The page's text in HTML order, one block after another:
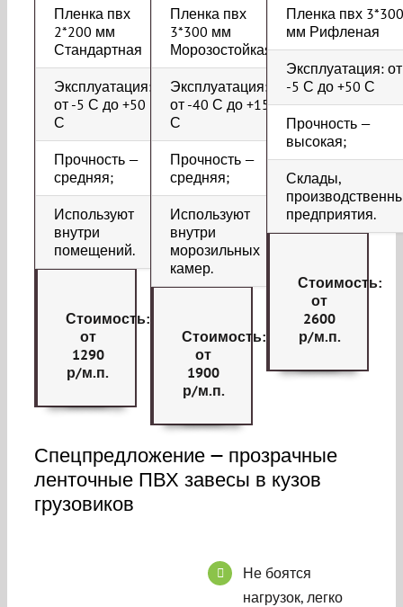
Пленка пвх
2*200 мм
Стандартная
Эксплуатация:
от -5 С до +50
С
Прочность —
средняя;
Используют
внутри
помещений.
Стоимость:
от
1290
р/м.п.
Пленка пвх
3*300 мм
Морозостойкая
Эксплуатация:
от -40 С до +15
С
Прочность —
средняя;
Используют
внутри
морозильных
камер.
Стоимость:
от
1900
р/м.п.
Пленка пвх 3*300
мм Рифленая
Эксплуатация: от
-5 С до +50 С
Прочность —
высокая;
Склады,
предприятия.
Стоимость:
от
2600
р/м.п.
Спецпредложение — прозрачные
ленточные ПВХ завесы в кузов
грузовиков
Не боятся
нагрузок, легко